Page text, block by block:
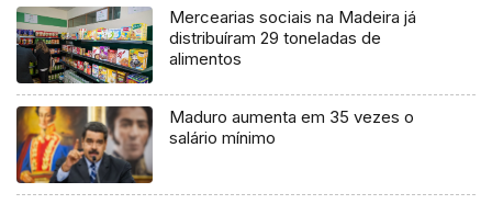
Mercearias sociais na Madeira já
distribuíram 29 toneladas de
alimentos
Maduro aumenta em 35 vezes o
salário mínimo